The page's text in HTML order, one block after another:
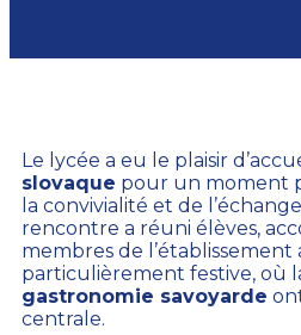
Le lycée a eu le plaisir
slovaque pour un moment
la convivialité et de
rencontre a réuni élèves,
membres de l’établissement
particulièrement festive, où
gastronomie savoyarde
centrale.